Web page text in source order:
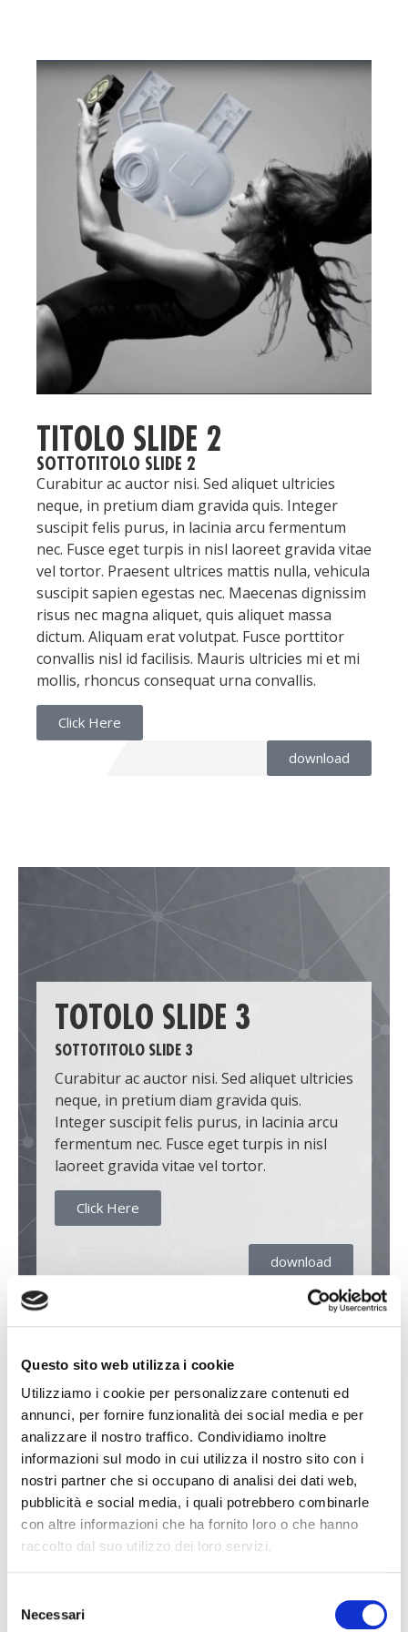
Questo sito web utilizza i cookie
Utilizziamo i cookie per personalizzare contenuti ed
annunci, per fornire funzionalità dei social media e per
analizzare il nostro traffico. Condividiamo inoltre
informazioni sul modo in cui utilizza il nostro sito con i
nostri partner che si occupano di analisi dei dati web,
pubblicità e social media, i quali potrebbero combinarle
con altre informazioni che ha fornito loro o che hanno
raccolto dal suo utilizzo dei loro servizi.
delNecessari
TITOLO SLIDE 2
SOTTOTITOLO SLIDE 2
Curabitur ac auctor nisi. Sed aliquet ultricies
neque, in pretium diam gravida quis. Integer
suscipit felis purus, in lacinia arcu fermentum
nec. Fusce eget turpis in nisl laoreet gravida vitae
vel tortor. Praesent ultrices mattis nulla, vehicula
suscipit sapien egestas nec. Maecenas dignissim
risus nec magna aliquet, quis aliquet massa
dictum. Aliquam erat volutpat. Fusce porttitor
convallis nisl id facilisis. Mauris ultricies mi et mi
mollis, rhoncus consequat urna convallis.
Click Here
download
TOTOLO SLIDE 3
SOTTOTITOLO SLIDE 3
Curabitur ac auctor nisi. Sed aliquet ultricies
neque, in pretium diam gravida quis.
Integer suscipit felis purus, in lacinia arcu
fermentum nec. Fusce eget turpis in nisl
laoreet gravida vitae vel tortor.
Click Here
download